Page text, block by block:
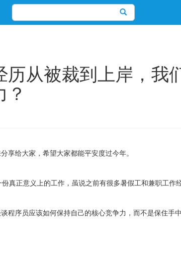
从被裁到上岸，我
享给大家，希望大家都能平安度过今年。
真正意义上的工作，虽说之前有很多暑假工和兼职工作
程序员应该如何保持自己的核心竞争力，而不是保住手